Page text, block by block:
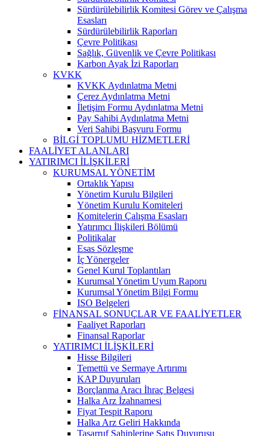
Sürdürülebilirlik Komitesi Görev ve Çalışma
Esasları
Sürdürülebilirlik Raporları
Çevre Politikası
Sağlık, Güvenlik ve Çevre Politikası
Karbon Ayak İzi Raporları
KVKK
KVKK Aydınlatma Metni
Çerez Aydınlatma Metni
İletişim Formu Aydınlatma Metni
Pay Sahibi Aydınlatma Metni
Veri Sahibi Başvuru Formu
BİLGİ TOPLUMU HİZMETLERİ
FAALİYET ALANLARI
YATIRIMCI İLİŞKİLERİ
KURUMSAL YÖNETİM
Ortaklık Yapısı
Yönetim Kurulu Bilgileri
Yönetim Kurulu Komiteleri
Komitelerin Çalışma Esasları
Yatırımcı İlişkileri Bölümü
Politikalar
Esas Sözleşme
İç Yönergeler
Genel Kurul Toplantıları
Kurumsal Yönetim Uyum Raporu
Kurumsal Yönetim Bilgi Formu
ISO Belgeleri
FİNANSAL SONUÇLAR VE FAALİYETLER
Faaliyet Raporları
Finansal Raporlar
YATIRIMCI İLİŞKİLERİ
Hisse Bilgileri
Temettü ve Sermaye Artırımı
KAP Duyuruları
Borçlanma Aracı İhraç Belgesi
Halka Arz İzahnamesi
Fiyat Tespit Raporu
Halka Arz Geliri Hakkında
Tasarruf Sahiplerine Satış Duyurusu